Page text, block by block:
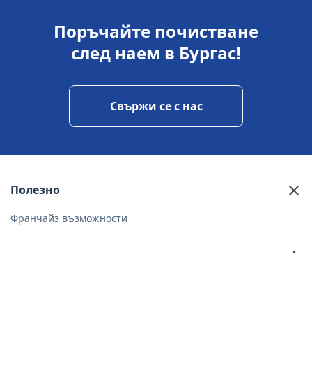
Поръчайте почистване
след наем в Бургас!
свържи се с нас
Полезно
Франчайз възможности